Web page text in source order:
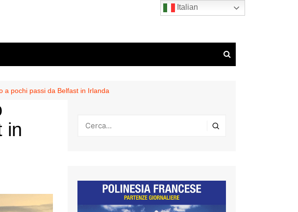
a pochi passi da Belfast in Irlanda
in
Italian